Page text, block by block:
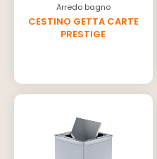
Arredo bagno
CESTINO GETTA CARTE
PRESTIGE